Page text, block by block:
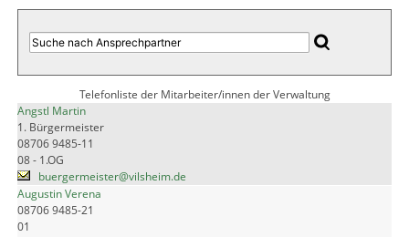
Telefonliste der Mitarbeiter/innen der Verwaltung
Angstl Martin
1. Bürgermeister
08706 9485-11
08 - 1.OG
buergermeister@vilsheim.de
Augustin Verena
08706 9485-21
01